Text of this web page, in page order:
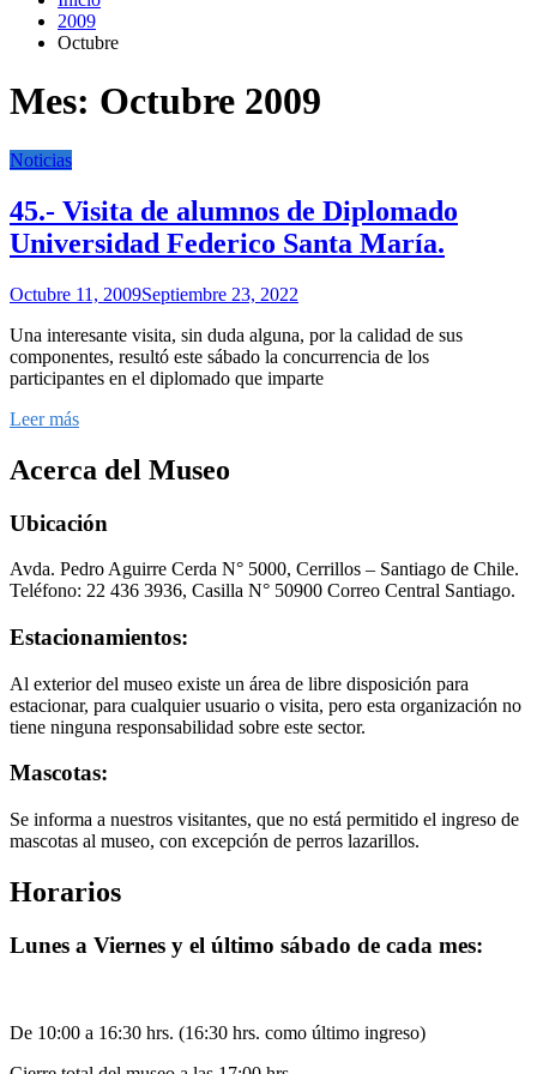
2009
Octubre
Mes: Octubre 2009
Noticias
45.- Visita de alumnos de Diplomado
Universidad Federico Santa María.
Octubre 11, 2009Septiembre 23, 2022
Una interesante visita, sin duda alguna, por la calidad de sus
componentes, resultó este sábado la concurrencia de los
participantes en el diplomado que imparte
Leer más
Acerca del Museo
Ubicación
Avda. Pedro Aguirre Cerda N° 5000, Cerrillos – Santiago de Chile.
Teléfono: 22 436 3936, Casilla N° 50900 Correo Central Santiago.
Estacionamientos:
Al exterior del museo existe un área de libre disposición para
estacionar, para cualquier usuario o visita, pero esta organización no
tiene ninguna responsabilidad sobre este sector.
Mascotas:
Se informa a nuestros visitantes, que no está permitido el ingreso de
mascotas al museo, con excepción de perros lazarillos.
Horarios
Lunes a Viernes y el último sábado de cada mes:
De 10:00 a 16:30 hrs. (16:30 hrs. como último ingreso)